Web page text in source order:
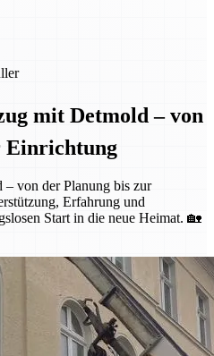
mit Detmold – von
Einrichtung
– von der Planung bis zur
Erfahrung und
Start in die neue Heimat. 🏡